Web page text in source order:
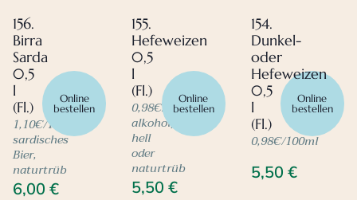
156.
Birra
Sarda
0,5
l
(Fl.)
6,00 €
1,10€/100ml,
sardisches
Bier,
naturtrüb
Online
bestellen
155.
Hefeweizen
0,5
l
(Fl.)
5,50€
0,98€/100ml,
alkoholfrei,
hell
oder
naturtrüb
Online
bestellen
154.
Dunkel-
oder
Hefeweizen
0,5
l
(Fl.)
5,50 €
0,98€/100ml
Online
bestellen